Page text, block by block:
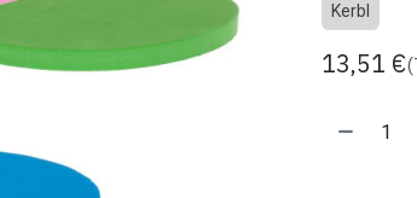
Kerbl
13,51 €